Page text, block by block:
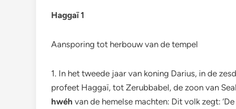
Haggaï 1
Aansporing tot herbouw van de tempel
1. In het tweede jaar van koning Darius, in de
profeet Haggaï, tot Zerubbabel, de zoon van
hwéh van de hemelse machten: Dit volk zegt: